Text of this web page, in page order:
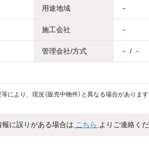
用途地域 －
施工会社 －
管理会社/方式 － / －
より、現況（販売中物件）と異なる場合があります
に誤りがある場合は こちら よりご連絡くだ